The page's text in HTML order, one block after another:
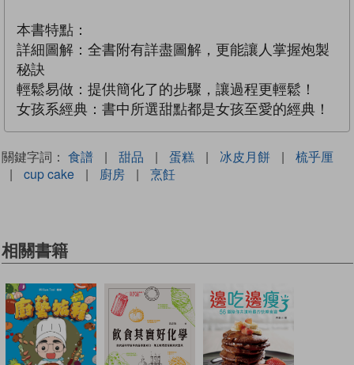
本書特點：
詳細圖解：全書附有詳盡圖解，更能讓人掌握炮製
秘訣
輕鬆易做：提供簡化了的步驟，讓過程更輕鬆！
女孩系經典：書中所選甜點都是女孩至愛的經典！
關鍵字詞： 食譜 | 甜品 | 蛋糕 | 冰皮月餅 |
梳乎厘
|
cup cake | 廚房 | 烹飪
相關書籍